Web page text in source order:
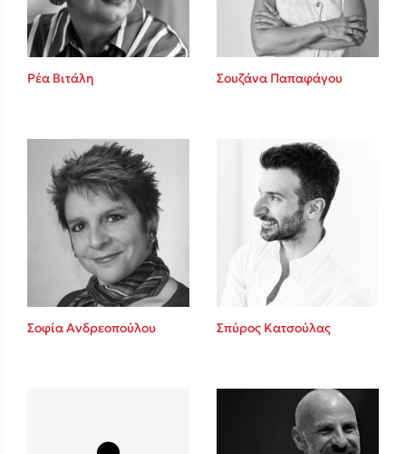
Το λιμάνι μου είσαι εσύ
Ιωάννης Γλωσσόπουλος
Ένας γίγαντας στο σχολείο
Ρέα Βιτάλη Σουζάνα Παπαφάγου
Σοφία Ανδρεοπούλου Σπύρος Κατσούλας